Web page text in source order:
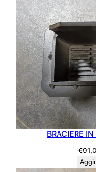
BRACIERE
€